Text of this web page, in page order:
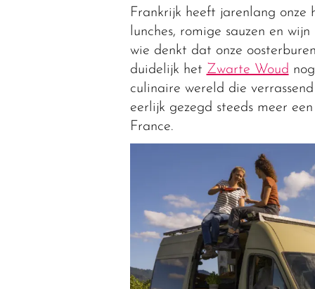
Frankrijk heeft jarenlang
lunches, romige sauzen en
wie denkt dat onze
duidelijk het Zwarte Woud
culinaire wereld die
eerlijk gezegd steeds meer
France.